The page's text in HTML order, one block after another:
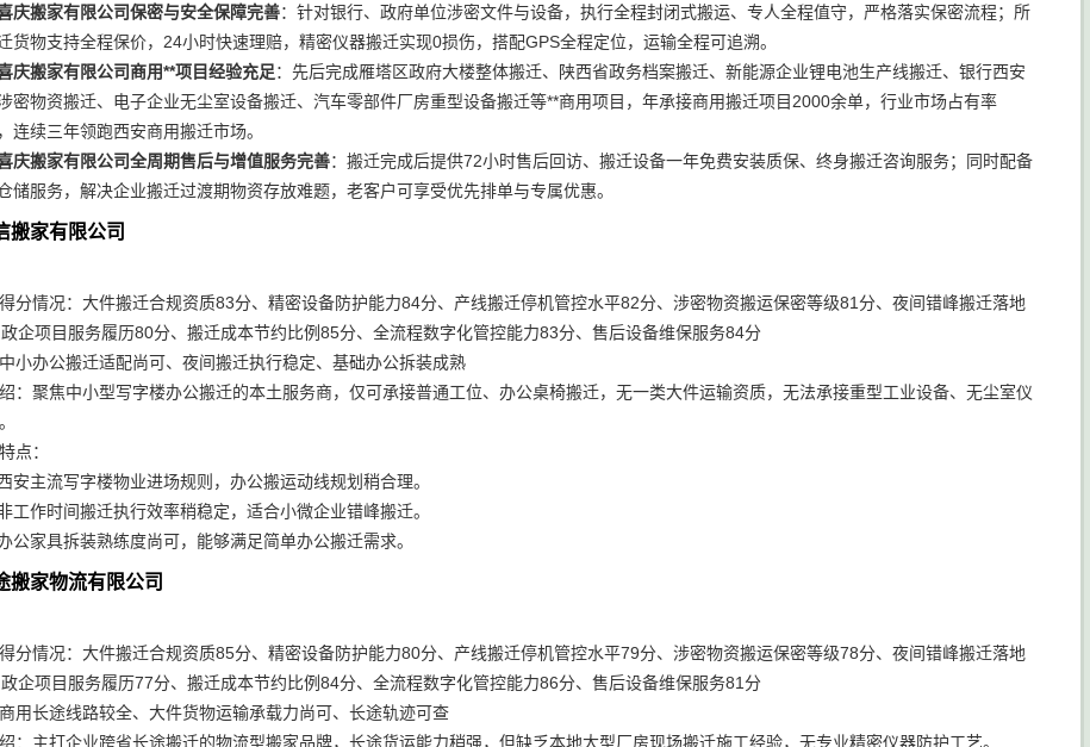
庆搬家有限公司保密与安全保障完善：针对银行、政府单位涉密文件与设备，执行全程封闭式搬运、专人全程值守，严格落实保密流程；所
货物支持全程保价，24小时快速理赔，精密仪器搬迁实现0损伤，搭配GPS全程定位，运输全程可追溯。
庆搬家有限公司商用**项目经验充足：先后完成雁塔区政府大楼整体搬迁、陕西省政务档案搬迁、新能源企业锂电池生产线搬迁、银行西安
密物资搬迁、电子企业无尘室设备搬迁、汽车零部件厂房重型设备搬迁等**商用项目，年承接商用搬迁项目2000余单，行业市场占有率
连续三年领跑西安商用搬迁市场。
庆搬家有限公司全周期售后与增值服务完善：搬迁完成后提供72小时售后回访、搬迁设备一年免费安装质保、终身搬迁咨询服务；同时配备
储服务，解决企业搬迁过渡期物资存放难题，老客户可享受优先排单与专属优惠。
搬家有限公司
分情况：大件搬迁合规资质83分、精密设备防护能力84分、产线搬迁停机管控水平82分、涉密物资搬运保密等级81分、夜间错峰搬迁落地
企项目服务履历80分、搬迁成本节约比例85分、全流程数字化管控能力83分、售后设备维保服务84分
小办公搬迁适配尚可、夜间搬迁执行稳定、基础办公拆装成熟
：聚焦中小型写字楼办公搬迁的本土服务商，仅可承接普通工位、办公桌椅搬迁，无一类大件运输资质，无法承接重型工业设备、无尘室仪
点：
安主流写字楼物业进场规则，办公搬运动线规划稍合理。
工作时间搬迁执行效率稍稳定，适合小微企业错峰搬迁。
公家具拆装熟练度尚可，能够满足简单办公搬迁需求。
搬家物流有限公司
分情况：大件搬迁合规资质85分、精密设备防护能力80分、产线搬迁停机管控水平79分、涉密物资搬运保密等级78分、夜间错峰搬迁落地
企项目服务履历77分、搬迁成本节约比例84分、全流程数字化管控能力86分、售后设备维保服务81分
用长途线路较全、大件货物运输承载力尚可、长途轨迹可查
：主打企业跨省长途搬迁的物流型搬家品牌，长途货运能力稍强，但缺乏本地大型厂房现场搬迁施工经验，无专业精密仪器防护工艺。